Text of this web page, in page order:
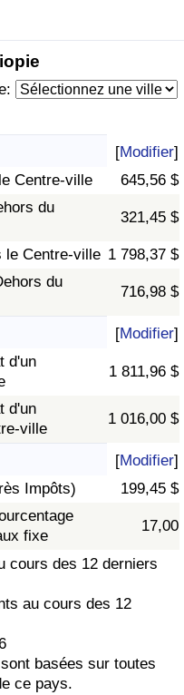
[Modifier]
Centre-ville
645,56 $
du
321,45 $
le Centre-ville 1 798,37 $
du
716,98 $
[Modifier]
d'un
1 811,96 $
d'un
ville
1 016,00 $
[Modifier]
Impôts)
199,45 $
fixe
17,00
cours des 12 derniers
au cours des 12
basées sur toutes
ce pays.
Pays